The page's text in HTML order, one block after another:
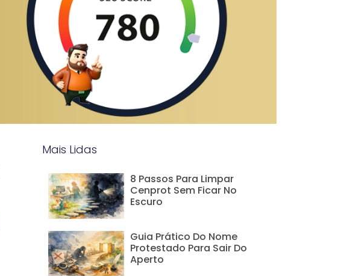
Mais Lidas
8 Passos Para Limpar
Cenprot Sem Ficar No
Escuro
Guia Prático Do Nome
Protestado Para Sair Do
Aperto